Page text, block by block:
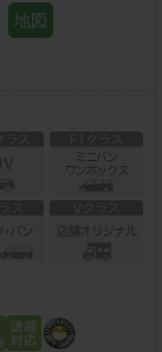
地図